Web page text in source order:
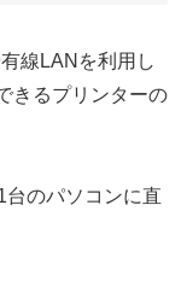
線LANを利用し
きるプリンターの
のパソコンに直